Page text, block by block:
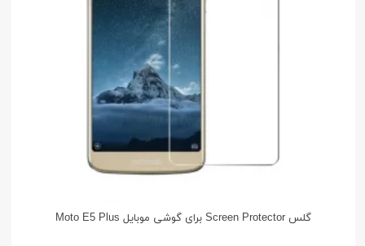
گلس Screen Protector برای گوشی موبایل Moto E5 Plus